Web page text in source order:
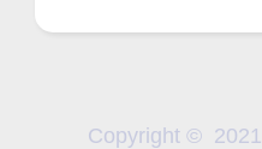
Copyright ©